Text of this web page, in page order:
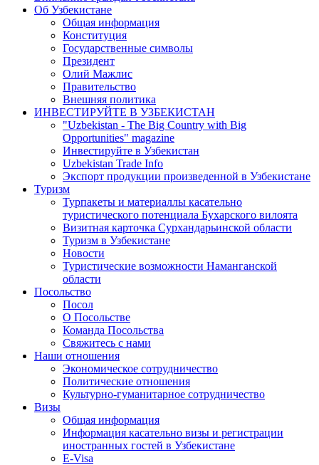
Об Узбекистане
Общая информация
Конституция
Государственные символы
Президент
Олий Мажлис
Правительство
Внешняя политика
ИНВЕСТИРУЙТЕ В УЗБЕКИСТАН
"Uzbekistan - The Big Country with Big
Opportunities" magazine
Инвестируйте в Узбекистан
Uzbekistan Trade Info
Экспорт продукции произведенной в Узбекистане
Туризм
Турпакеты и материаллы касательно
туристического потенциала Бухарского вилоята
Визитная карточка Сурхандарьинской области
Туризм в Узбекистане
Новости
Туристические возможности Наманганской
области
Посольство
Посол
О Посольстве
Команда Посольства
Свяжитесь с нами
Наши отношения
Экономическое сотрудничество
Политические отношения
Культурно-гуманитарное сотрудничество
Визы
Общая информация
Информация касательно визы и регистрации
иностранных гостей в Узбекистане
E-Visa